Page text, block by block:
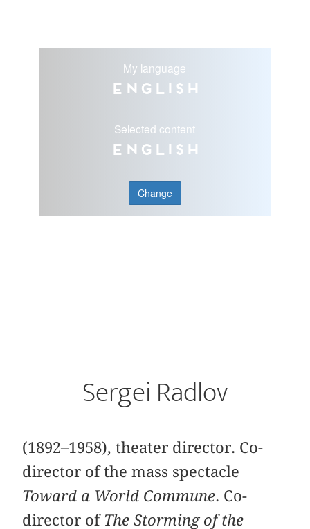
My language
English
Selected content
English
Change
Sergei Radlov
(1892–1958), theater director. Co-
director of the mass spectacle
Toward a World Commune. Co-
director ofThe Storming of the